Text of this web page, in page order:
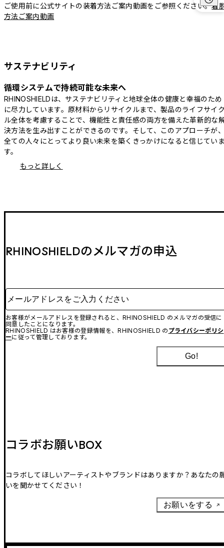
ご使用前に公式サイトの装着方法ご案内動画をご参照ください。着
方法ご案内動画
サステナビリティ
循環システムで持続可能な未来へ
RHINOSHIELDは、サステナビリティと地球全体の健康と幸福のため
に尽力しています。原材料からリサイクルまで、製品のライフサイ
ル全体を考慮することで、機能性と責任感の両方を備えた革新的な
決方法を生み出すことができるのです。そして、このアプローチが
全ての人々にとってより良い未来を築くきっかけになると信じてい
す。
もっと詳しく
RHINOSHIELDのメルマガの申込
メールアドレスをご入力ください
お客様がメールアドレスを登録されると、RHINOSHIELD のメルマガの受信に
同意したことになります。
RHINOSHIELD はお客様の登録情報を、RHINOSHIELD の プライバシーポリシ
ーに従って管理しております。
Go!
コラボお願いBOX
コラボしてほしいアーティストやブランドはありますか？あなたの
いを聞かせてください！
お願いをする